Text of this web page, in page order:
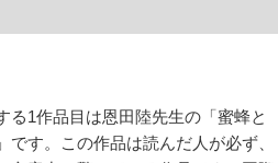
る1作品目は恩田陸先生の「蜜蜂と
です。この作品は読んだ人が必ず、